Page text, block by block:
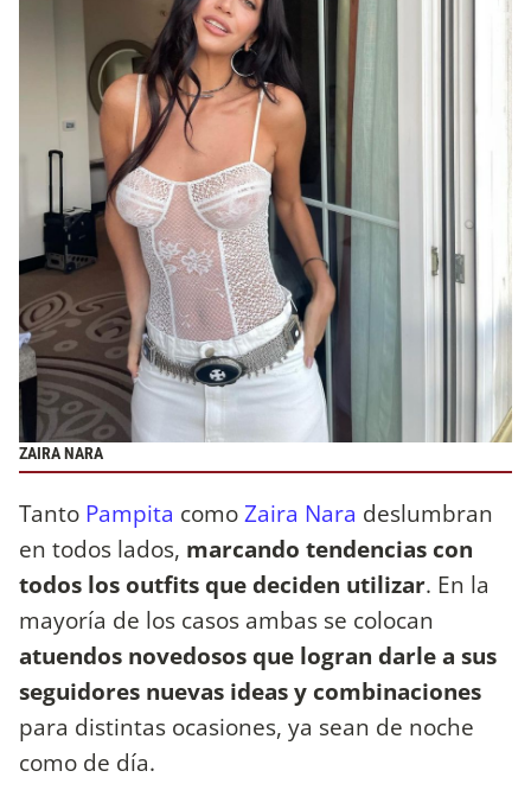
ZAIRA NARA
Tanto Pampita comoZaira Nara deslumbran
en todos lados, marcando tendencias con
todos los outfits que deciden utilizar. En la
mayoría de los casos ambas se colocan
atuendos novedosos que logran darle a sus
seguidores nuevas ideas y combinaciones
para distintas ocasiones, ya sean de noche
como de día.